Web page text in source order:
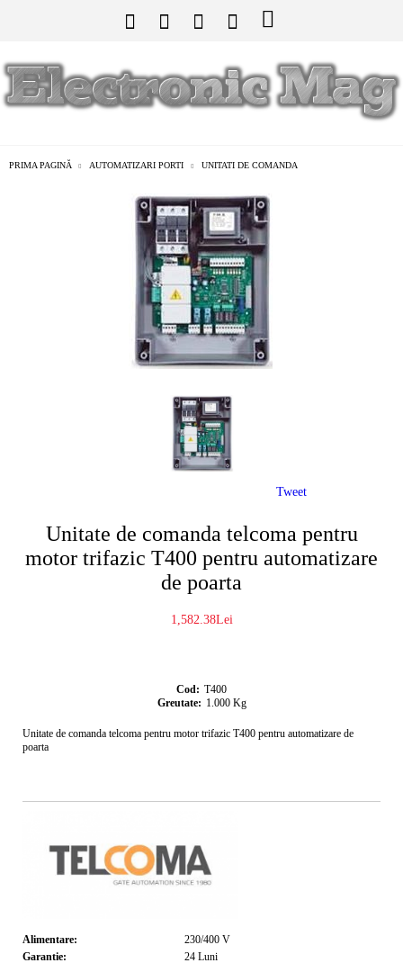
PRIMA PAGINĂ AUTOMATIZARI PORTI UNITATI DE COMANDA
Unitate de comanda telcoma pentru
motor trifazic T400 pentru automatizare
de poarta
1,582.38Lei
Cod: T400
Greutate: 1.000 Kg
Unitate de comanda telcoma pentru motor trifazic T400 pentru automatizare de
poarta
Alimentare: 230/400 V
Garantie:
24 Luni
Tweet